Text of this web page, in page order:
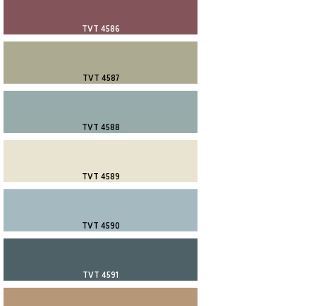
TVT 4586
TVT 4587
TVT 4588
TVT 4589
TVT 4590
TVT 4591